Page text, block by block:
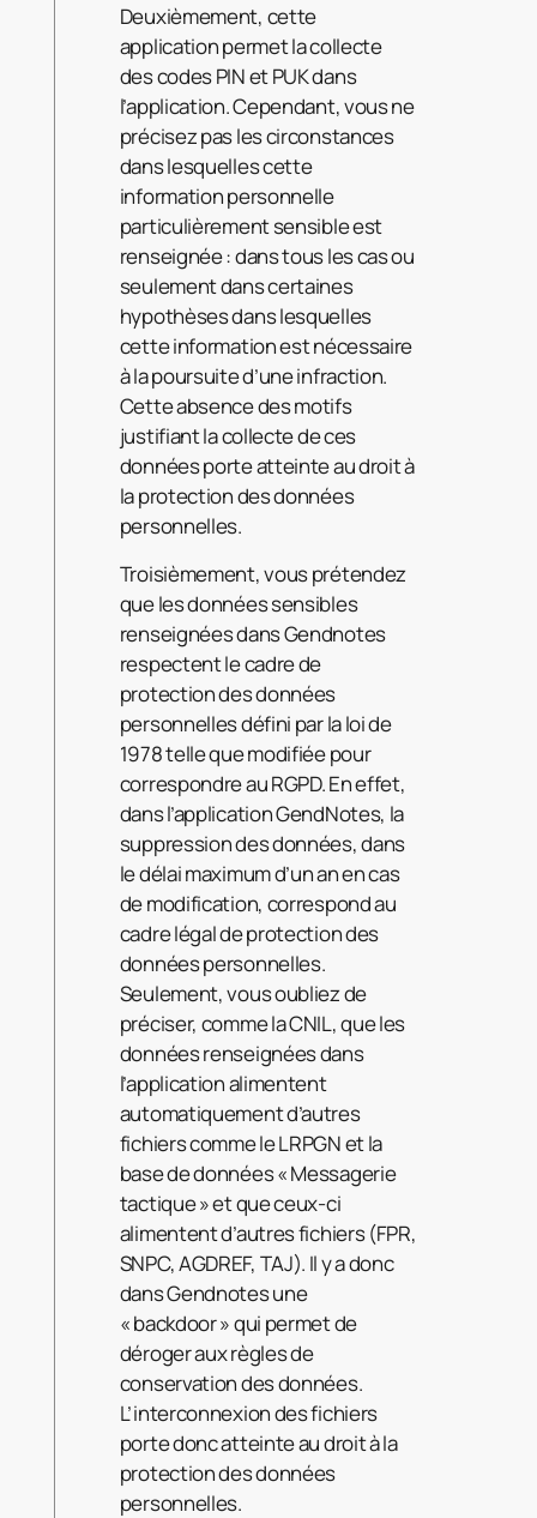
Deuxièmement, cette
application permet la collecte
des codes PIN et PUK dans
l’application. Cependant, vous ne
précisez pas les circonstances
dans lesquelles cette
information personnelle
particulièrement sensible est
renseignée : dans tous les cas ou
seulement dans certaines
hypothèses dans lesquelles
cette information est nécessaire
à la poursuite d’une infraction.
Cette absence des motifs
justifiant la collecte de ces
données porte atteinte au droit à
la protection des données
personnelles.
Troisièmement, vous prétendez
que les données sensibles
renseignées dans Gendnotes
respectent le cadre de
protection des données
personnelles défini par la loi de
1978 telle que modifiée pour
correspondre au RGPD. En effet,
dans l’application GendNotes, la
suppression des données, dans
le délai maximum d’un an en cas
de modification, correspond au
cadre légal de protection des
données personnelles.
Seulement, vous oubliez de
préciser, comme la CNIL, que les
données renseignées dans
l’application alimentent
automatiquement d’autres
fichiers comme le LRPGN et la
base de données « Messagerie
tactique » et que ceux-ci
alimentent d’autres fichiers (FPR,
SNPC, AGDREF, TAJ). Il y a donc
dans Gendnotes une
« backdoor » qui permet de
déroger aux règles de
conservation des données.
L’interconnexion des fichiers
porte donc atteinte au droit à la
protection des données
personnelles.